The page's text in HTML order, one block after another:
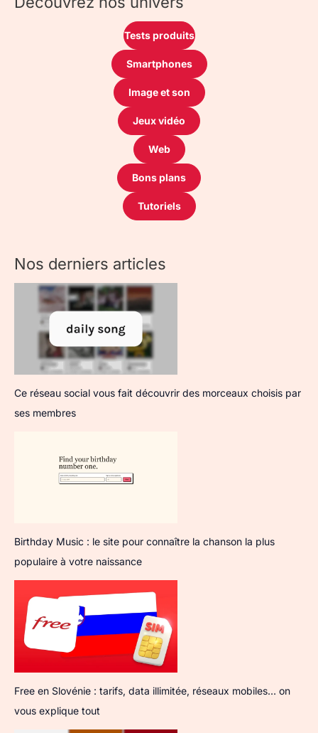
Tests produits
Smartphones
Image et son
Jeux vidéo
Web
Bons plans
Tutoriels
Nos derniers articles
Ce réseau social vous fait découvrir des morceaux choisis par
ses membres
Birthday Music : le site pour connaître la chanson la plus
populaire à votre naissance
Free en Slovénie : tarifs, data illimitée, réseaux mobiles… on
vous explique tout